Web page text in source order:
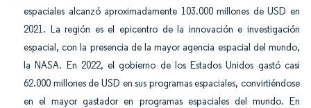
espaciales alcanzó aproximadamente 103.000 millones de USD en
2021. La región es el epicentro de la innovación e investigación
espacial, con la presencia de la mayor agencia espacial del mundo,
la NASA. En 2022, el gobierno de los Estados Unidos gastó casi
62.000 millones de USD en sus programas espaciales, convirtiéndose
en el mayor gastador en programas espaciales del mundo. En